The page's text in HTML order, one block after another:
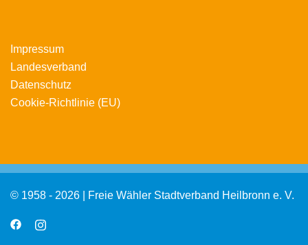
Impressum
Landesverband
Datenschutz
Cookie-Richtlinie (EU)
© 1958 - 2026 | Freie Wähler Stadtverband Heilbronn e. V.